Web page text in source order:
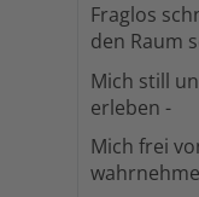
Fraglos
den Raum
Mich still
erleben -
Mich frei